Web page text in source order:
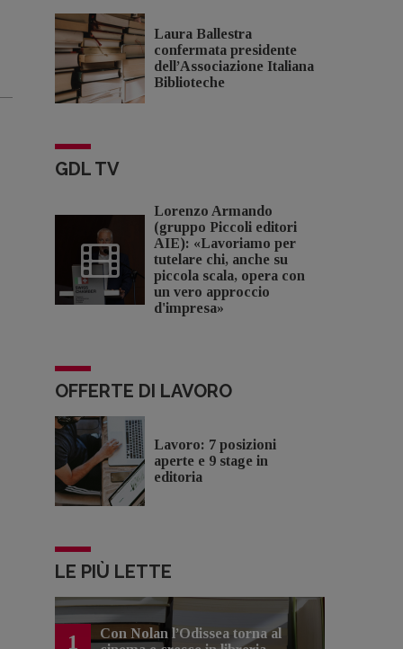
Laura Ballestra
confermata presidente
dell’Associazione Italiana
Biblioteche
GDL TV
Lorenzo Armando
(gruppo Piccoli editori
AIE): «Lavoriamo per
tutelare chi, anche su
piccola scala, opera con
un vero approccio
d'impresa»
OFFERTE DI LAVORO
Lavoro: 7 posizioni
aperte e 9 stage in
editoria
LE PIÙ LETTE
1
Con Nolan l’Odissea torna al